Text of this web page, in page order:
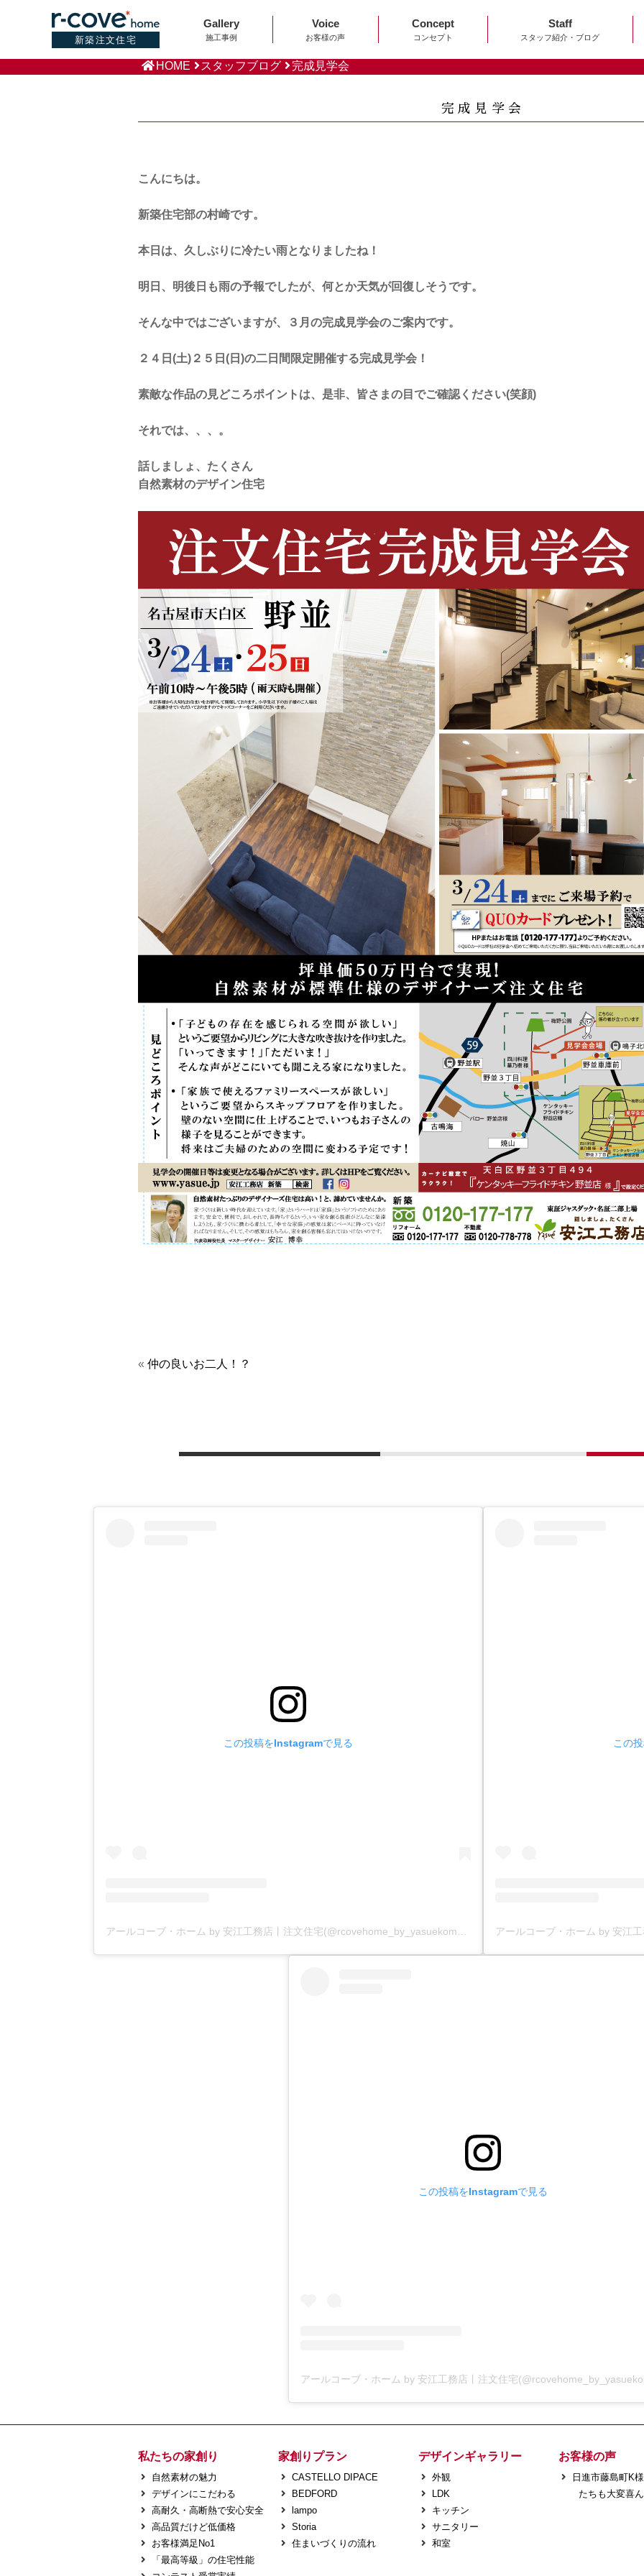
新築注文住宅
Gallery
施工事例
Voice
お客様の声
Concept
コンセプト
Staff
スタッフ紹介・ブログ
HOME スタッフブログ 完成見学会
完成見学会
こんにちは。
新築住宅部の村崎です。
本日は、久しぶりに冷たい雨となりましたね！
明日、明後日も雨の予報でしたが、何とか天気が回復しそうです。
そんな中ではございますが、３月の完成見学会のご案内です。
２４日(土)２５日(日)の二日間限定開催する完成見学会！
素敵な作品の見どころポイントは、是非、皆さまの目でご確認ください(笑顔)
それでは、、、。
話しましょ、たくさん
自然素材のデザイン住宅
« 仲の良いお二人！？
この投稿をInstagramで見る この
この投稿をInstagramで見る
私たちの家創り
自然素材の魅力
デザインにこだわる
高耐久・高断熱で安心安全
高品質だけど低価格
お客様満足No1
「最高等級」の住宅性能
家創りプラン
CASTELLO DIPACE
BEDFORD
lampo
Storia
住まいづくりの流れ
デザインギャラリー
外観
LDK
キッチン
サニタリー
和室
お客様の声
日進市藤島町K
たちも大変喜